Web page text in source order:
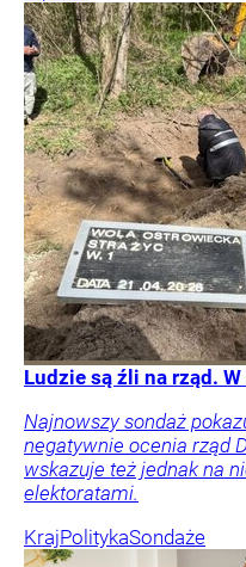
Ludzie są źli na rząd.
Najnowszy sondaż
negatywnie ocenia rząd
wskazuje też jednak na
elektoratami.
KrajPolitykaSondaże